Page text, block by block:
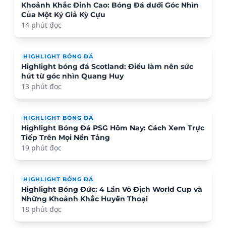
Khoảnh Khắc Đỉnh Cao: Bóng Đá dưới Góc Nhìn
Của Một Ký Giả Kỳ Cựu
14 phút đọc
HIGHLIGHT BÓNG ĐÁ
Highlight bóng đá Scotland: Điều làm nên sức
hút từ góc nhìn Quang Huy
13 phút đọc
HIGHLIGHT BÓNG ĐÁ
Highlight Bóng Đá PSG Hôm Nay: Cách Xem Trực
Tiếp Trên Mọi Nền Tảng
19 phút đọc
HIGHLIGHT BÓNG ĐÁ
Highlight Bóng Đức: 4 Lần Vô Địch World Cup và
Những Khoảnh Khắc Huyền Thoại
18 phút đọc